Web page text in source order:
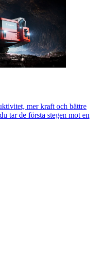
mer kraft och bättre
tar de första stegen mot en